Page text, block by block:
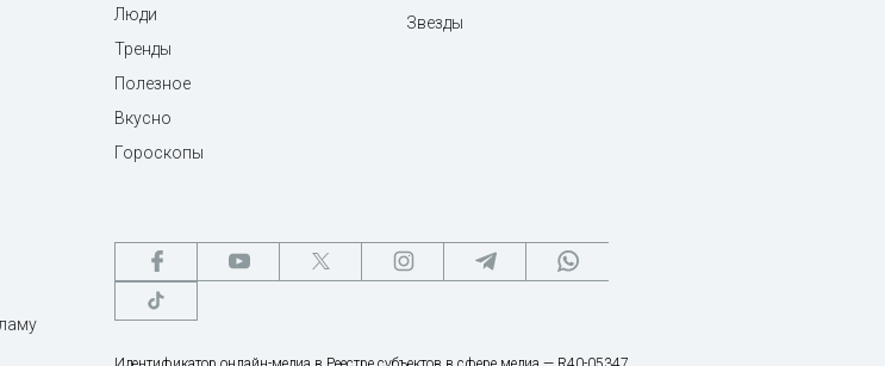
Люди
Тренды
Полезное
Вкусно
Гороскопы
Звезды